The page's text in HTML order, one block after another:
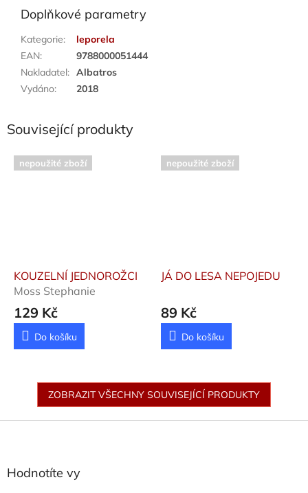
Doplňkové parametry
Kategorie:
leporela
EAN:
9788000051444
Nakladatel: Albatros
Vydáno: 2018
Související produkty
nepoužité zboží
KOUZELNÍ JEDNOROŽCI
Moss Stephanie
129 Kč
Do košíku
nepoužité zboží
JÁ DO LESA NEPOJEDU
89 Kč
Do košíku
ZOBRAZIT VŠECHNY SOUVISEJÍCÍ PRODUKTY
Hodnotíte vy